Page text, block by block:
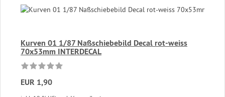
Kurven 01 1/87 Naßschiebebild Decal rot-weiss
70x53mm INTERDECAL
EUR 1,90